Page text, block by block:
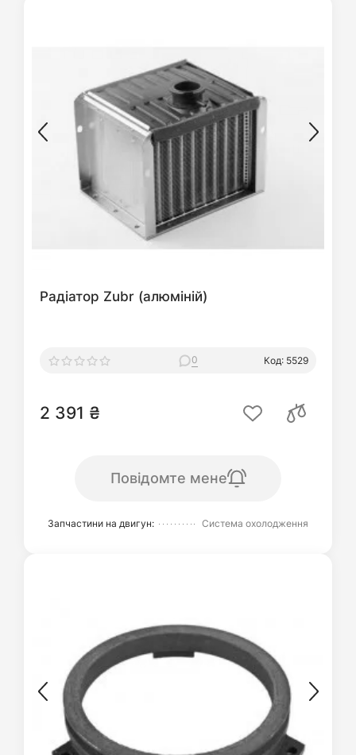
Радіатор Zubr (алюміній)
0 Код: 5529
2 391 ₴
Повідомте мене
Запчастини на двигун: Система охолодження